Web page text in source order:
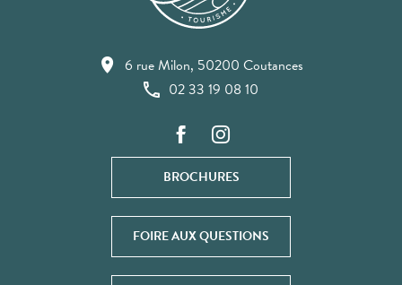
6 rue Milon, 50200 Coutances
02 33 19 08 10
BROCHURES
FOIRE AUX QUESTIONS